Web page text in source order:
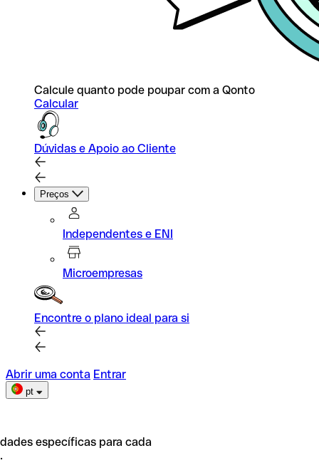
Calcule quanto pode poupar com a Qonto
Calcular
Dúvidas e Apoio ao Cliente
Preços
Independentes e ENI
Microempresas
Encontre o plano ideal para si
Abrir uma conta Entrar
pt
específicas para cada